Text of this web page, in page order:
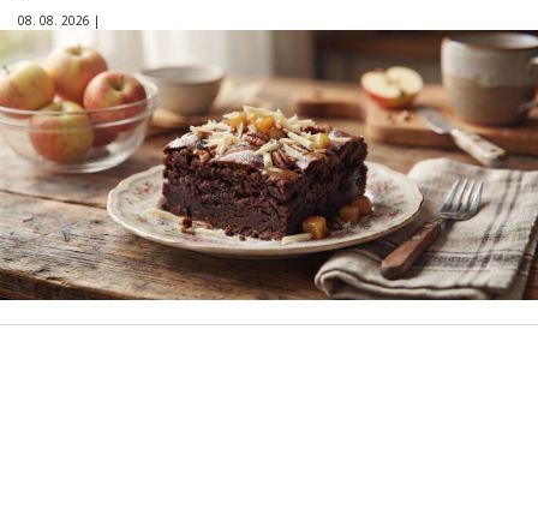
08. 08. 2026 |